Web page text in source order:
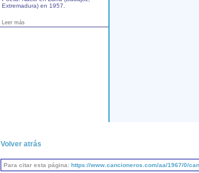
Extremadura) en 1957.
Leer más
Volver atrás
Para citar esta página: https://www.cancioneros.com/aa/1967/0/